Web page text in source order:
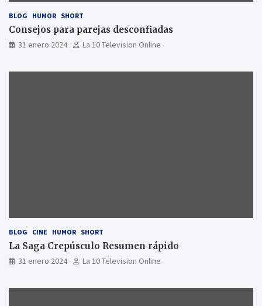
BLOG HUMOR SHORT
Consejos para parejas desconfiadas
31 enero 2024 La 10 Television Online
BLOG CINE HUMOR SHORT
La Saga Crepúsculo Resumen rápido
31 enero 2024 La 10 Television Online